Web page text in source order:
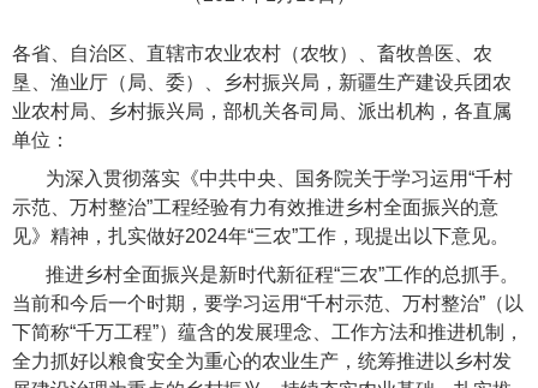
各省、自治区、直辖市农业农村（农牧）、畜牧兽医、农
垦、渔业厅（局、委）、乡村振兴局，新疆生产建设兵团农
业农村局、乡村振兴局，部机关各司局、派出机构，各直属
单位：
为深入贯彻落实《中共中央、国务院关于学习运用“千村
示范、万村整治”工程经验有力有效推进乡村全面振兴的意
见》精神，扎实做好2024年“三农”工作，现提出以下意见。
推进乡村全面振兴是新时代新征程“三农”工作的总抓手。
当前和今后一个时期，要学习运用“千村示范、万村整治”（以
下简称“千万工程”）蕴含的发展理念、工作方法和推进机制，
全力抓好以粮食安全为重心的农业生产，统筹推进以乡村发